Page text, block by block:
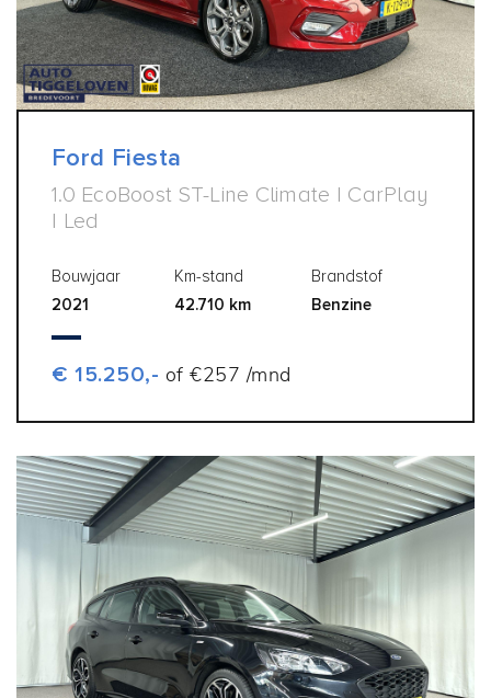
Ford Fiesta
1.0 EcoBoost ST-Line Climate | CarPlay
| Led
Bouwjaar
2021
Km-stand
42.710 km
Brandstof
Benzine
€ 15.250,- of €257 /mnd